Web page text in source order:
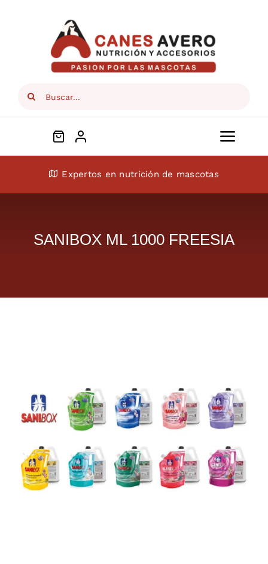
Search
Conócenos
Arenas
Descanso
Super Ofertas
Expertos en nutrición de mascotas
SANIBOX ML 1000 FREESIA